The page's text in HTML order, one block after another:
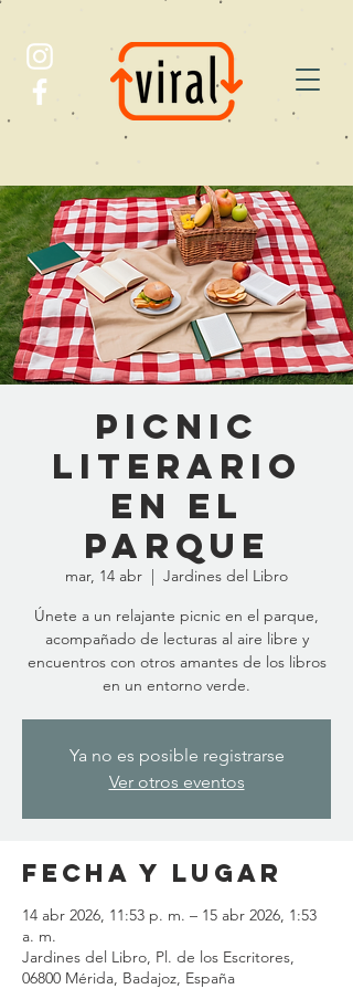
DEL reel AL PAPEL
EL nuevo ecosistema
de pensamiento
Picnic
Literario
en el
Parque
mar, 14 abr
  |
Jardines del Libro
Únete a un relajante picnic en el parque,
acompañado de lecturas al aire libre y
encuentros con otros amantes de los libros
en un entorno verde.
Ya no es posible registrarse
Ver otros eventos
Fecha y lugar
14 abr 2026, 11:53 p. m. – 15 abr 2026, 1:53
a. m.
Jardines del Libro, Pl. de los Escritores,
06800 Mérida, Badajoz, España